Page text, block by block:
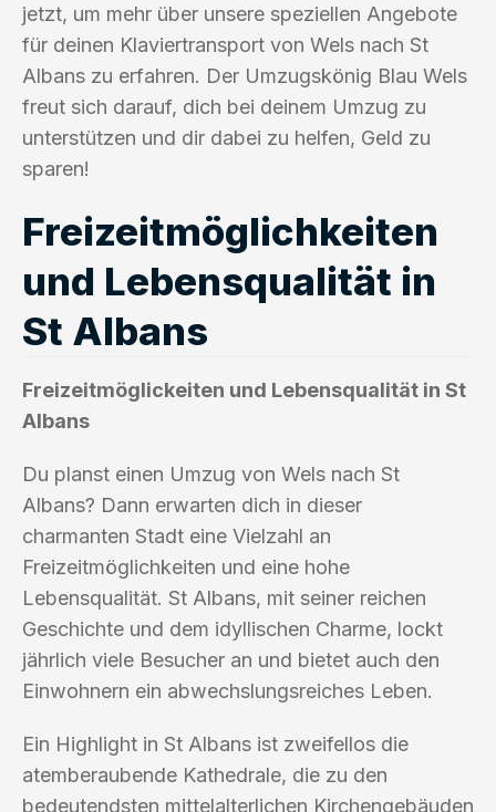
jetzt, um mehr über unsere speziellen Angebote
für deinen Klaviertransport von Wels nach St
Albans zu erfahren. Der Umzugskönig Blau Wels
freut sich darauf, dich bei deinem Umzug zu
unterstützen und dir dabei zu helfen, Geld zu
sparen!
Freizeitmöglichkeiten
und Lebensqualität in
St Albans
Freizeitmöglickeiten und Lebensqualität in St
Albans
Du planst einen Umzug von Wels nach St
Albans? Dann erwarten dich in dieser
charmanten Stadt eine Vielzahl an
Freizeitmöglichkeiten und eine hohe
Lebensqualität. St Albans, mit seiner reichen
Geschichte und dem idyllischen Charme, lockt
jährlich viele Besucher an und bietet auch den
Einwohnern ein abwechslungsreiches Leben.
Ein Highlight in St Albans ist zweifellos die
atemberaubende Kathedrale, die zu den
bedeutendsten mittelalterlichen Kirchengebäuden